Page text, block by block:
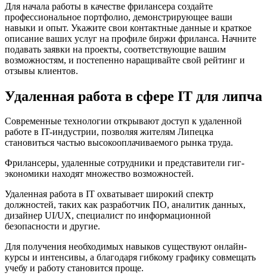
Для начала работы в качестве фрилансера создайте
профессиональное портфолио, демонстрирующее ваши
навыки и опыт. Укажите свои контактные данные и краткое
описание ваших услуг на профиле биржи фриланса. Начните
подавать заявки на проекты, соответствующие вашим
возможностям, и постепенно наращивайте свой рейтинг и
отзывы клиентов.
Удаленная работа в сфере IT для липча
Современные технологии открывают доступ к удаленной
работе в IT-индустрии, позволяя жителям Липецка
становиться частью высокооплачиваемого рынка труда.
Фрилансеры, удаленные сотрудники и представители гиг-
экономики находят множество возможностей.
Удаленная работа в IT охватывает широкий спектр
должностей, таких как разработчик ПО, аналитик данных,
дизайнер UI/UX, специалист по информационной
безопасности и другие.
Для получения необходимых навыков существуют онлайн-
курсы и интенсивы, а благодаря гибкому графику совмещать
учебу и работу становится проще.